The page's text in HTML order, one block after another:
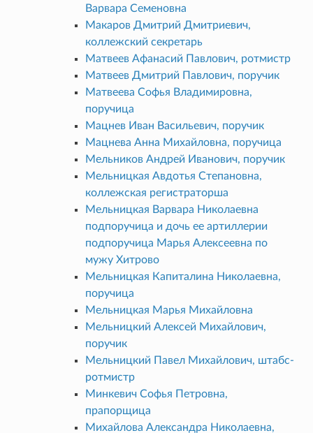
Варвара Семеновна
Макаров Дмитрий Дмитриевич,
коллежский секретарь
Матвеев Афанасий Павлович, ротмистр
Матвеев Дмитрий Павлович, поручик
Матвеева Софья Владимировна,
поручица
Мацнев Иван Васильевич, поручик
Мацнева Анна Михайловна, поручица
Мельников Андрей Иванович, поручик
Мельницкая Авдотья Степановна,
коллежская регистраторша
Мельницкая Варвара Николаевна
подпоручица и дочь ее артиллерии
подпоручица Марья Алексеевна по
мужу Хитрово
Мельницкая Капиталина Николаевна,
поручица
Мельницкая Марья Михайловна
Мельницкий Алексей Михайлович,
поручик
Мельницкий Павел Михайлович, штабс-
ротмистр
Минкевич Софья Петровна,
прапорщица
Михайлова Александра Николаевна,